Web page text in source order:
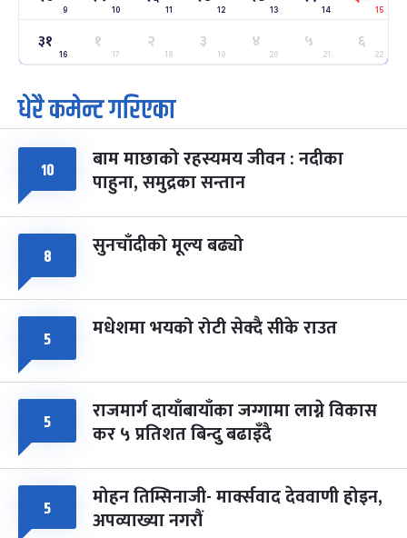
२५
मंगल
ग्याल्पो ल्होसार
फाल्गुन २५, २०८३ Mar 9, 2027
७ महिना बाँकी
७
आइत
पूर्णिमा व्रत
चैत्र ७, २०८३-Mar 21, 2027
८ फागुपूर्णिमा
चैत्र ८, २०८३-Mar 22, 2027
७ महिना बाँकी
9 10 11 12 13 14 15
३१
16
१
17
२
18
३
19
४
20
५
21
६
22
धेरै कमेन्ट गरिएका
१० बाम माछाको रहस्यमय जीवन : नदीका
पाहुना, समुद्रका सन्तान
८ सुनचाँदीको मूल्य बढ्यो
५ मधेशमा भयको रोटी सेक्दै सीके राउत
५ राजमार्ग दायाँबायाँका जग्गामा लाग्ने विकास
कर ५ प्रतिशत बिन्दु बढाइँदै
५ मोहन तिम्सिनाजी- मार्क्सवाद देववाणी होइन,
अपव्याख्या नगरौं